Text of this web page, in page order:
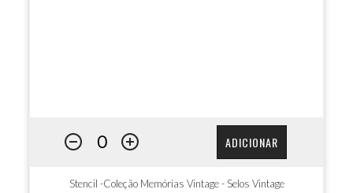
ADICIONAR
Stencil -Coleção Memórias Vintage - Selos Vintage